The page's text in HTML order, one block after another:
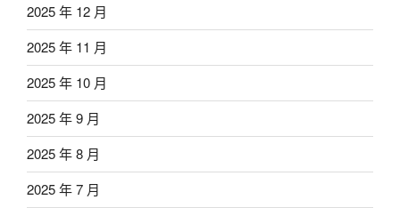
2025 年 12 月
2025 年 11 月
2025 年 10 月
2025 年 9 月
2025 年 8 月
2025 年 7 月